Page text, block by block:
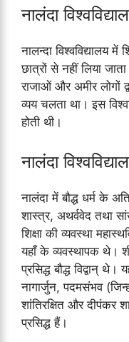
नालंदा
नालन्दा विश्वविद्यालय
छात्रों से नहीं लिया
राजाओं और अमीर लोगों
व्यय चलता था। इस
होती थी।
नालंदा
नालंदा में बौद्ध धर्म के
शास्त्र, अथर्ववेद तथा
शिक्षा की व्यवस्था
यहाँ के व्यवस्थापक थे।
प्रसिद्ध बौद्ध विद्वान्
नागार्जुन, पदमसंभव
शांतिरक्षित और दीपंकर
प्रसिद्ध हैं।